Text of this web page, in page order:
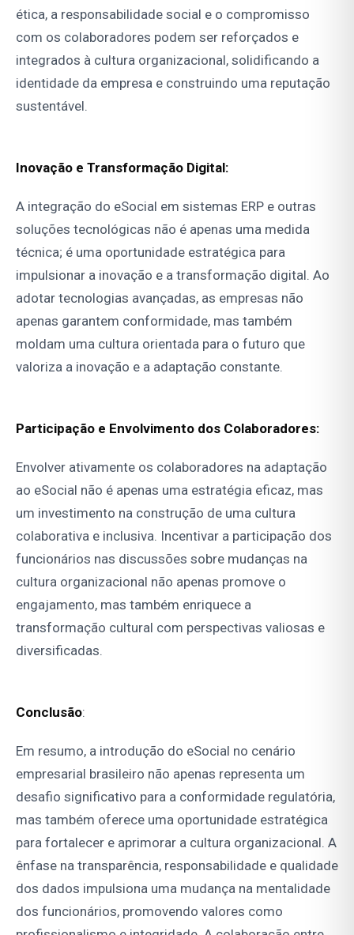
ética, a responsabilidade social e o compromisso
com os colaboradores podem ser reforçados e
integrados à cultura organizacional, solidificando a
identidade da empresa e construindo uma reputação
sustentável.
Inovação e Transformação Digital:
A integração do eSocial em sistemas ERP e outras
soluções tecnológicas não é apenas uma medida
técnica; é uma oportunidade estratégica para
impulsionar a inovação e a transformação digital. Ao
adotar tecnologias avançadas, as empresas não
apenas garantem conformidade, mas também
moldam uma cultura orientada para o futuro que
valoriza a inovação e a adaptação constante.
Participação e Envolvimento dos Colaboradores:
Envolver ativamente os colaboradores na adaptação
ao eSocial não é apenas uma estratégia eficaz, mas
um investimento na construção de uma cultura
colaborativa e inclusiva. Incentivar a participação dos
funcionários nas discussões sobre mudanças na
cultura organizacional não apenas promove o
engajamento, mas também enriquece a
transformação cultural com perspectivas valiosas e
diversificadas.
Conclusão:
Em resumo, a introdução do eSocial no cenário
empresarial brasileiro não apenas representa um
desafio significativo para a conformidade regulatória,
mas também oferece uma oportunidade estratégica
para fortalecer e aprimorar a cultura organizacional. A
ênfase na transparência, responsabilidade e qualidade
dos dados impulsiona uma mudança na mentalidade
dos funcionários, promovendo valores como